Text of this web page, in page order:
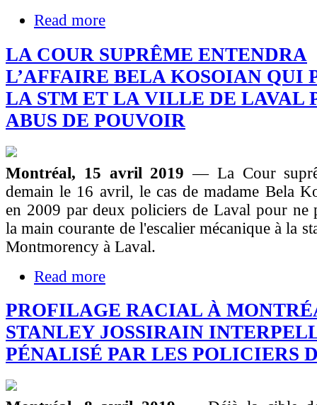
Read more
LA COUR SUPRÊME ENTENDRA
L’AFFAIRE BELA KOSOIAN QUI
LA STM ET LA VILLE DE LAVAL
ABUS DE POUVOIR
Montréal, 15 avril 2019— La Cour
demain le 16 avril, le cas de madame Bela
en 2009 par deux policiers de Laval pour ne
la main courante de l'escalier mécanique à la
Montmorency à Laval.
Read more
PROFILAGE RACIAL À
STANLEY JOSSIRAIN
PÉNALISÉ PAR LES POLICIERS